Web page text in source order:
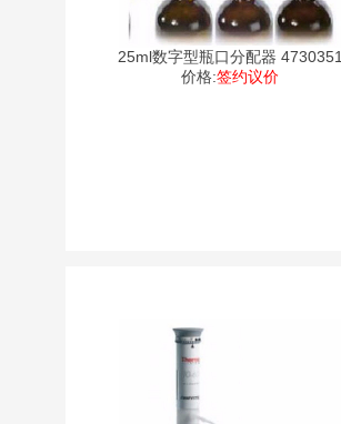
25ml数字型瓶口分配器 4730351
价格:签约议价